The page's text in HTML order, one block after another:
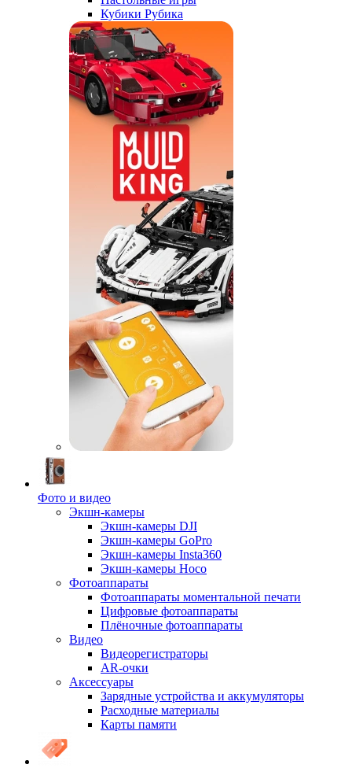
Кубики Рубика
Фото и видео
Экшн-камеры
Экшн-камеры DJI
Экшн-камеры GoPro
Экшн-камеры Insta360
Экшн-камеры Hoco
Фотоаппараты
Фотоаппараты моментальной печати
Цифровые фотоаппараты
Плёночные фотоаппараты
Видео
Видеорегистраторы
AR-очки
Аксессуары
Зарядные устройства и аккумуляторы
Расходные материалы
Карты памяти